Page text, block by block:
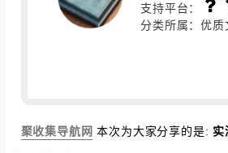
支持平台：
分类所属：优质
聚收集导航网 本次为大家分享的是: 实